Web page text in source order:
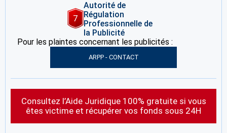
7
Autorité de
Régulation
Professionnelle de
la Publicité
Pour les plaintes concernant les publicités :
ARPP - CONTACT
Consultez l’Aide Juridique 100% gratuite si vous
êtes victime et récupérer vos fonds sous 24H